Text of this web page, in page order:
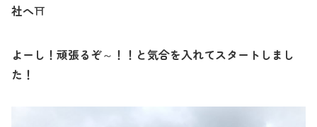
社へ⛩
よーし！頑張るぞ～！！と気合を入れてスタートしまし
た！